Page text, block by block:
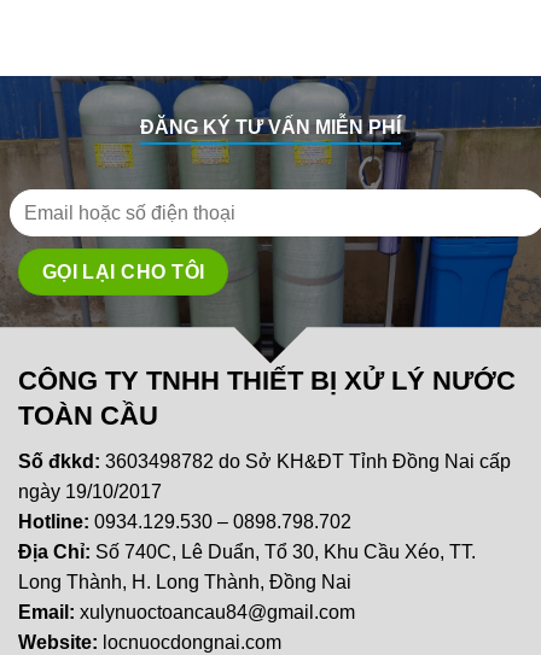
ĐĂNG KÝ TƯ VẤN MIỄN PHÍ
CÔNG TY TNHH THIẾT BỊ XỬ LÝ NƯỚC
TOÀN CẦU
Số đkkd: 3603498782 do Sở KH&ĐT Tỉnh Đồng Nai cấp
ngày 19/10/2017
Hotline: 0934.129.530 – 0898.798.702
Địa Chỉ: Số 740C, Lê Duẩn, Tổ 30, Khu Cầu Xéo, TT.
Long Thành, H. Long Thành, Đồng Nai
Email: xulynuoctoancau84@gmail.com
Website: locnuocdongnai.com